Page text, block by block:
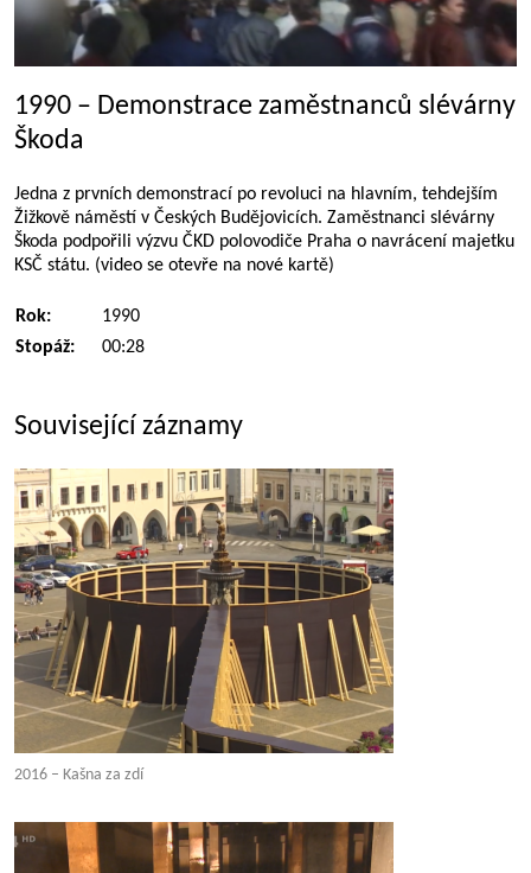
1990 – Demonstrace zaměstnanců slévárny
Škoda
Jedna z prvních demonstrací po revoluci na hlavním, tehdejším
Žižkově náměstí v Českých Budějovicích. Zaměstnanci slévárny
Škoda podpořili výzvu ČKD polovodiče Praha o navrácení majetku
KSČ státu. (video se otevře na nové kartě)
Rok:
1990
Stopáž:
00:28
Související záznamy
2016 – Kašna za zdí